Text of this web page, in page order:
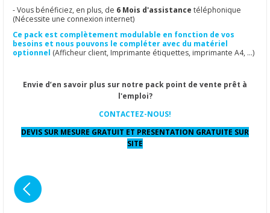
- Vous bénéficiez, en plus, de 6 Mois d'assistance téléphonique
(Nécessite une connexion internet)
Ce pack est complètement modulable en fonction de vos
besoins et nous pouvons le compléter avec du matériel
optionnel (Afficheur client, Imprimante étiquettes, imprimante A4, ...)
Envie d’en savoir plus sur notre pack point de vente prêt à
l'emploi?
CONTACTEZ-NOUS!
DEVIS SUR MESURE GRATUIT ET PRESENTATION GRATUITE SUR
SITE